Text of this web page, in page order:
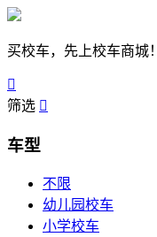
买校车，先上校车商城！

筛选 
车型
不限
幼儿园校车
小学校车